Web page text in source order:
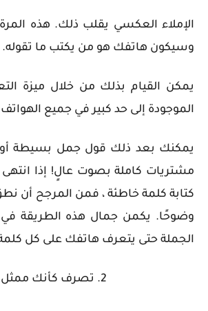
الإملاء العكسي يقلب ذلك. هذه
وسيكون هاتفك هو من يكتب ما تقوله.
يمكن القيام بذلك من خلال ميزة
الموجودة إلى حد كبير في جميع الهواتف
يمكنك بعد ذلك قول جمل بسيطة أو
مشتريات كاملة بصوت عالٍ! إذا انتهى
كتابة كلمة خاطئة ، فمن المرجح أن
وضوحًا. يكمن جمال هذه الطريقة في
الجملة حتى يتعرف هاتفك على كل
2. تصرف كأنك ممثل